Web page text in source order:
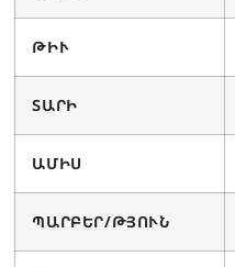
ԹԻՒ
ՏԱՐԻ
ԱՄԻՍ
ՊԱՐԲԵՐ/ԹՅՈՒՆ